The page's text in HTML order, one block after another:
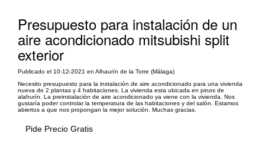
Presupuesto para instalación de un
aire acondicionado mitsubishi split
exterior
Publicado el 10-12-2021 en Alhaurín de la Torre (Málaga)
Necesito presupuesto para la instalación de aire acondicionado para una vivienda
nueva de 2 plantas y 4 habitaciones. La vivienda esta ubicada en pinos de
alahurín. La preinstalación de aire acondicionado ya viene con la vivienda. Nos
gustaría poder controlar la temperatura de las habitaciones y del salón. Estamos
abiertos a que nos propongan la mejor solución. Muchas gracias.
Pide Precio Gratis